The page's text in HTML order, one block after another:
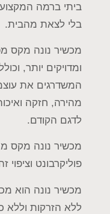
ביתי ברמה
בלי לצאת מהבית.
מכשיר נונה מקס
ומדויקים יותר,
המשדרגים את
לדגם הקודם.
מכשיר נונה מקס
פוליקרבונט וציפוי זהב 18
מכשיר נונה הוא
ללא הזרקות וללא